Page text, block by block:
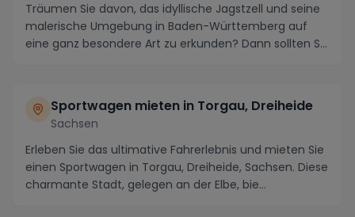
Träumen Sie davon, das idyllische Jagstzell und seine
malerische Umgebung in Baden-Württemberg auf
eine ganz besondere Art zu erkunden? Dann sollten S...
Sportwagen mieten in Torgau, Dreiheide
Sachsen
Erleben Sie das ultimative Fahrerlebnis und mieten Sie
einen Sportwagen in Torgau, Dreiheide, Sachsen. Diese
charmante Stadt, gelegen an der Elbe, bie...